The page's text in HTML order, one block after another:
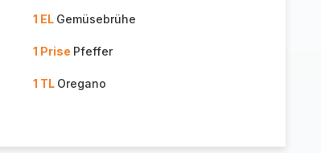
1 EL Gemüsebrühe
1 Prise Pfeffer
1 TL Oregano